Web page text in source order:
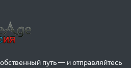
путь — и отправляйтесь